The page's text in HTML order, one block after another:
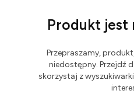
Produkt jest
Przepraszamy,
niedostępny. Przejdź
skorzystaj z